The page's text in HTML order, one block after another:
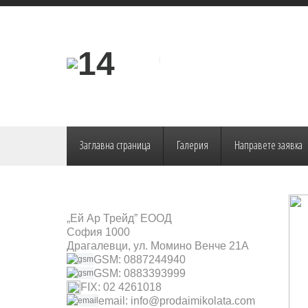
Заглавна страница Галерия Направете заявка
„Ей Ар Трейд” ЕООД
София 1000
Драгалевци, ул. Момино Венче 21А
GSM: 0887244940
GSM: 0883393999
FIX: 02 4261018
email: info@prodaimikolata.com